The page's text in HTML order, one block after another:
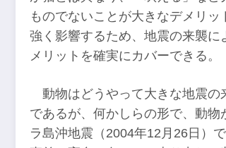
ものでないことが大きなデメリ
強く影響するため、地震の来襲
メリットを確実にカバーできる。
動物はどうやって大きな地震
であるが、何かしらの形で、動
ラ島沖地震（2004年12月26日）